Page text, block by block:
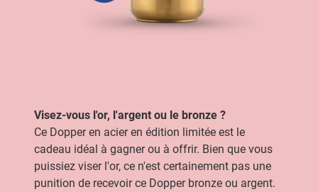
Visez-vous l'or, l'argent ou le bronze ?
Ce Dopper en acier en édition limitée est le
cadeau idéal à gagner ou à offrir. Bien que vous
puissiez viser l'or, ce n'est certainement pas une
punition de recevoir ce Dopper bronze ou argent.